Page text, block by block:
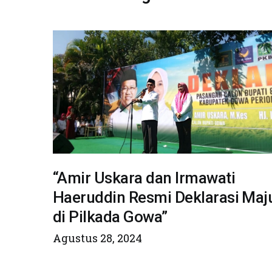
“Amir Uskara dan Irmawati
Haeruddin Resmi Deklarasi
di Pilkada Gowa”
Agustus 28, 2024